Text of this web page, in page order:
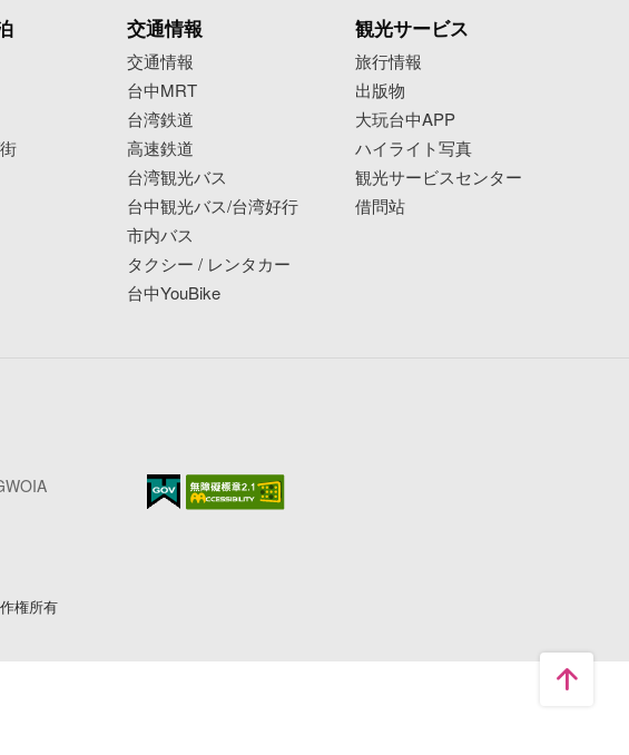
#黎明溝生態園區
#水曲生態公園
交通情報
交通情報
台中MRT
台湾鉄道
高速鉄道
台湾観光バス
台中観光バス/台湾好行
市内バス
タクシー / レンタカー
台中YouBike
観光サービス
旅行情報
出版物
大玩台中APP
ハイライト写真
観光サービスセンター
借問站
権所有